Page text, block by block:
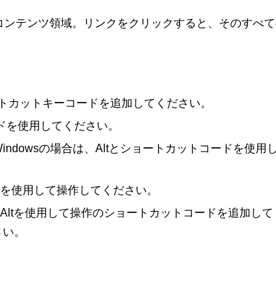
テンツ領域。リンクをクリックすると、そのすべ
ットキーコードを追加してください。
使用してください。
の場合は、Altとショートカットコードを使用
使用して操作してください。
を使用して操作のショートカットコードを追加し
。